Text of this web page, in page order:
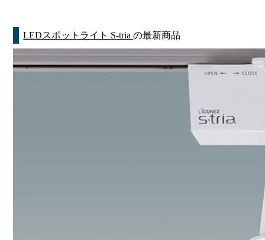
LEDスポットライト S-triaの最新商品